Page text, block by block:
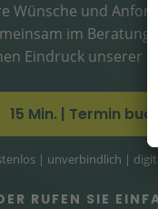
Wünsche und
im
Eindruck unserer
15 Min. | Termin
| unverbindlich |
RUFEN SIE